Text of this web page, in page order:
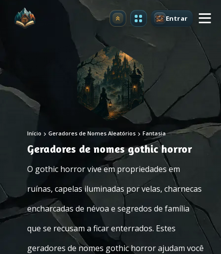
Atualizar Entrar
Início Geradores de Nomes Aleatórios Fantasia
Geradores de nomes gothic horror
O gothic horror vive em propriedades em
ruínas, capelas iluminadas por velas, charnecas
encharcadas de névoa e segredos de família
que se recusam a ficar enterrados. Estes
geradores de nomes gothic horror ajudam você